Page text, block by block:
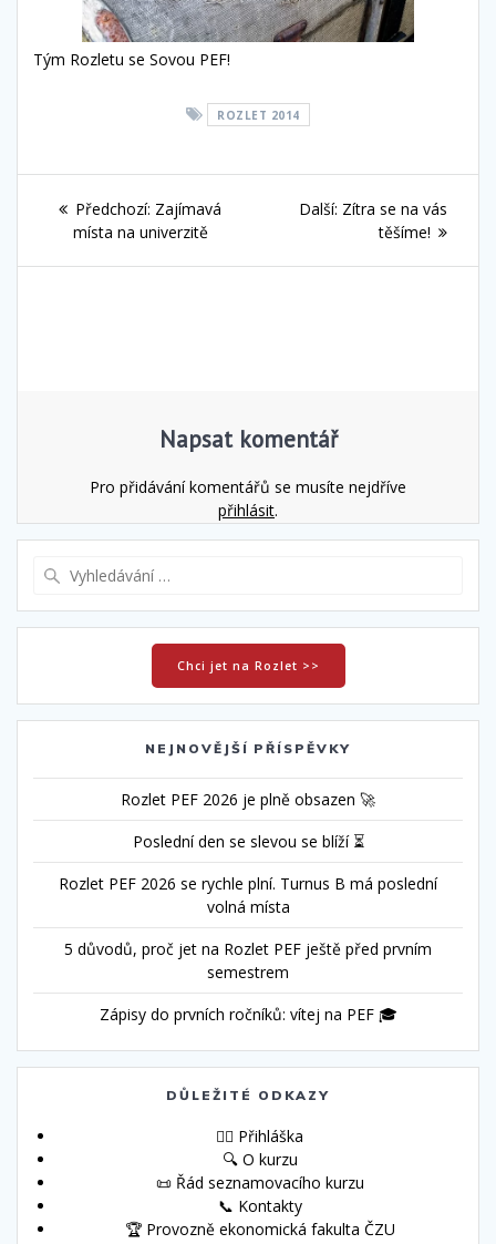
Tým Rozletu se Sovou PEF!
ROZLET 2014
Navigace
Předchozí: Předchozí
příspěvek:
Zajímavá
místa na univerzitě
Další: Další
příspěvek:
Zítra se na vás
těšíme!
Napsat komentář
Pro přidávání komentářů se musíte nejdříve
přihlásit.
Chci jet na Rozlet >>
NEJNOVĚJŠÍ PŘÍSPĚVKY
Rozlet PEF 2026 je plně obsazen 🚀
Poslední den se slevou se blíží ⏳
Rozlet PEF 2026 se rychle plní. Turnus B má poslední
volná místa
5 důvodů, proč jet na Rozlet PEF ještě před prvním
semestrem
Zápisy do prvních ročníků: vítej na PEF 🎓
DŮLEŽITÉ ODKAZY
🙋‍♀️ Přihláška
🔍 O kurzu
📜 Řád seznamovacího kurzu
📞 Kontakty
🏆 Provozně ekonomická fakulta ČZU